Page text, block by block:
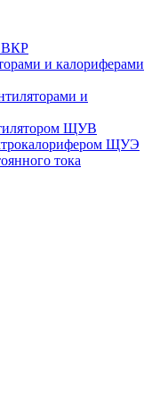
ВКР
и калориферами
и
ЩУВ
ЩУЭ
тока